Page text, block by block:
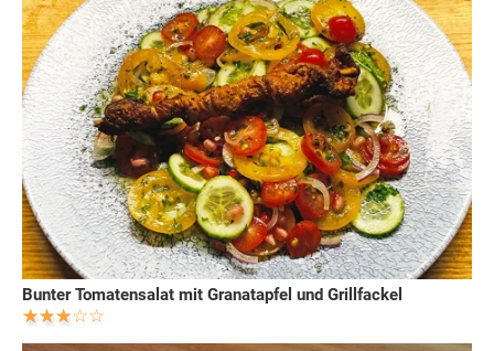
Bunter Tomatensalat mit Granatapfel und Grillfackel